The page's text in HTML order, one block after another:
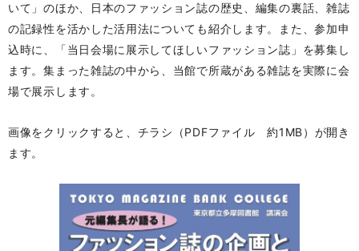
いて」のほか、日本のファッション誌の歴史、編集の裏話、雑誌
の記録性を活かした活用法についても紹介します。また、参加申
込時に、「当日会場に展示してほしいファッション誌」を募集し
ます。集まった雑誌の中から、当館で所蔵がある雑誌を実際に会
場で展示します。
画像をクリックすると、チラシ（PDFファイル 約1MB）が開き
ます。